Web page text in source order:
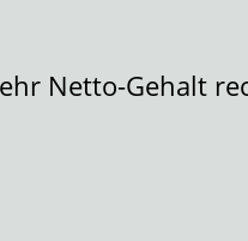
Netto-Gehalt